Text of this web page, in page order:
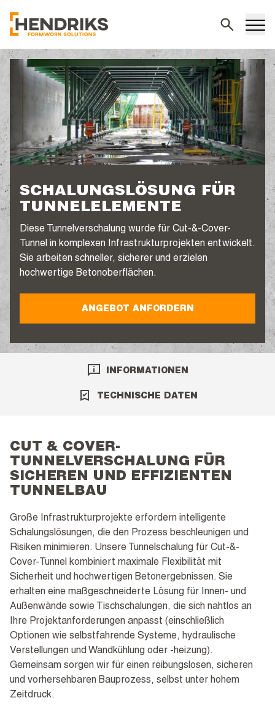
SCHALUNGSLÖSUNG FÜR
TUNNELELEMENTE
Diese Tunnelverschalung wurde für Cut-&-Cover-
Tunnel in komplexen Infrastrukturprojekten entwickelt.
Sie arbeiten schneller, sicherer und erzielen
hochwertige Betonoberflächen.
ANGEBOT ANFORDERN
INFORMATIONEN
TECHNISCHE DATEN
CUT & COVER-
TUNNELVERSCHALUNG FÜR
SICHEREN UND EFFIZIENTEN
TUNNELBAU
Große Infrastrukturprojekte erfordern intelligente
Schalungslösungen, die den Prozess beschleunigen und
Risiken minimieren. Unsere Tunnelschalung für Cut-&-
Cover-Tunnel kombiniert maximale Flexibilität mit
Sicherheit und hochwertigen Betonergebnissen. Sie
erhalten eine maßgeschneiderte Lösung für Innen- und
Außenwände sowie Tischschalungen, die sich nahtlos an
Ihre Projektanforderungen anpasst (einschließlich
Optionen wie selbstfahrende Systeme, hydraulische
Verstellungen und Wandkühlung oder -heizung).
Gemeinsam sorgen wir für einen reibungslosen, sicheren
und vorhersehbaren Bauprozess, selbst unter hohem
Zeitdruck.